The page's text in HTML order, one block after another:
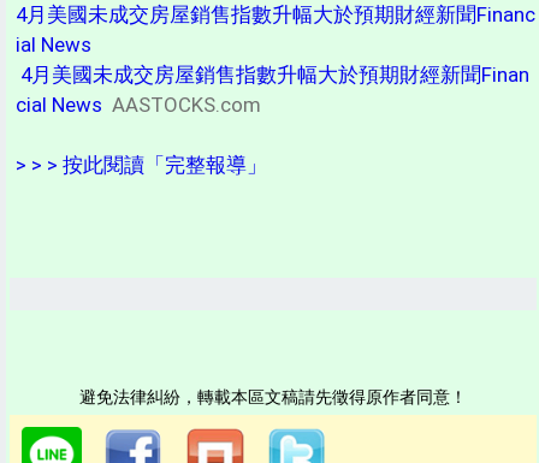
4月美國未成交房屋銷售指數升幅大於預期財經新聞Financ
ial News
4月美國未成交房屋銷售指數升幅大於預期財經新聞Finan
cial News AASTOCKS.com
> > > 按此閱讀「完整報導」
避免法律糾紛，轉載本區文稿請先徵得原作者同意！